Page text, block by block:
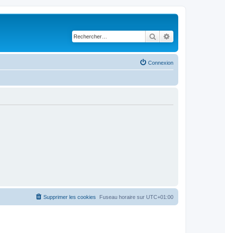
Rechercher
Connexion
Fuseau horaire sur UTC+01:00
Supprimer les cookies